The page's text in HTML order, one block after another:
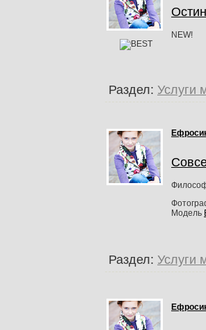
NEW!
Раздел: Услуги
Модель
Раздел: Услуги